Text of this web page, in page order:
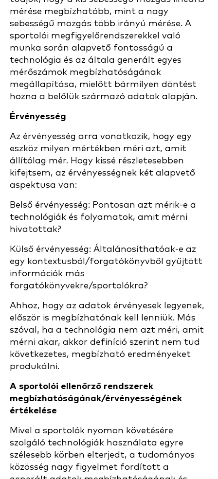
mérése megbízhatóbb, mint a nagy
sebességű mozgás több irányú mérése. A
sportolói megfigyelőrendszerekkel való
munka során alapvető fontosságú a
technológia és az általa generált egyes
mérőszámok megbízhatóságának
megállapítása, mielőtt bármilyen döntést
hozna a belőlük származó adatok alapján.
Érvényesség
Az érvényesség arra vonatkozik, hogy egy
eszköz milyen mértékben méri azt, amit
állítólag mér. Hogy kissé részletesebben
kifejtsem, az érvényességnek két alapvető
aspektusa van:
Belső érvényesség: Pontosan azt mérik-e a
technológiák és folyamatok, amit mérni
hivatottak?
Külső érvényesség: Általánosíthatóak-e az
egy kontextusból/forgatókönyvből gyűjtött
információk más
forgatókönyvekre/sportolókra?
Ahhoz, hogy az adatok érvényesek legyenek,
először is megbízhatónak kell lenniük. Más
szóval, ha a technológia nem azt méri, amit
mérni akar, akkor definíció szerint nem tud
következetes, megbízható eredményeket
produkálni.
A sportolói ellenőrző rendszerek
megbízhatóságának/érvényességének
értékelése
Mivel a sportolók nyomon követésére
szolgáló technológiák használata egyre
szélesebb körben elterjedt, a tudományos
közösség nagy figyelmet fordított a